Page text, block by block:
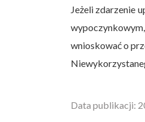
Jeżeli zdarzenie
wnioskować o
Data publikacji: